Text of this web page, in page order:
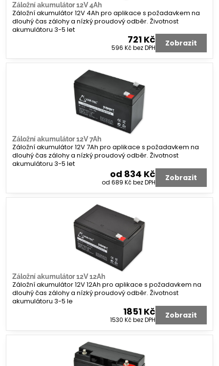
Záložní akumulátor 12V 4Ah
Záložní akumulátor 12V 4Ah pro aplikace s požadavkem na
dlouhý čas zálohy a nízký proudový odběr. Životnost
akumulátoru 3-5 let
721 Kč
596 Kčbez DPH Zobrazit
Záložní akumulátor 12V 7Ah
Záložní akumulátor 12V 7Ah pro aplikace s požadavkem na
dlouhý čas zálohy a nízký proudový odběr. Životnost
akumulátoru 3-5 let
od 834 Kč
od 689 Kčbez DPH Zobrazit
Záložní akumulátor 12V 12Ah
Záložní akumulátor 12V 12Ah pro aplikace s požadavkem na
dlouhý čas zálohy a nízký proudový odběr. Životnost
akumulátoru 3-5 le
1851 Kč
1530 Kčbez DPH Zobrazit